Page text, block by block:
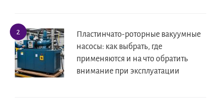
Пластинчато-роторные вакуумные
насосы: как выбрать, где
применяются и на что обратить
внимание при эксплуатации